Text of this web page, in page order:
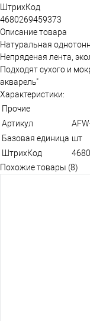
ШтрихКод
4680269459373
Описание товара
Натуральная
Непряденая лента,
Подходят сухого и
акварель"
Характеристики:
Прочие
Артикул
Базовая единица шт
ШтрихКод
Похожие товары (8)